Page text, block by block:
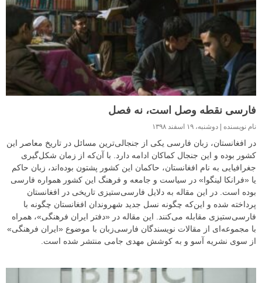
فارسی نقطه وصل است، نه فصل
نام نویسنده دوشنبه، ۱۹ اسفند ۱۳۹۸
در افغانستان، زبان فارسی یکی از جنجالی‌ترین مسائل در تاریخ معاصر این
کشور بوده و این جنجال کماکان ادامه دارد. با آن‌که از زمان شکل‌گیری
جغرافیایی به نام افغانستان، حاکمان این کشور پشتون بوده‌اند، زبان حاکم
یا «فرانکا لینگوا» در سیاست و جامعه و فرهنگ این کشور همواره فارسی
بوده است. در این مقاله به دلایل فارسی‌ستیزی تاریخی در افغانستان
پرداخته شده و این‌که چگونه نسل جدید شهروندان افغانستان چگونه با
فارسی‌‌ستیزی مقابله می‌کنند. این مقاله در «دفتر ایران فرهنگی»، همراه
با مجموعه‌ای از مقالات نویسندگان فارسی‌زبان با موضوع «ایران فرهنگی»
از سوی نشریه آسو و به کوشش مهدی جامی منتشر شده است.